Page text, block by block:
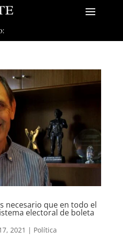
necesario que en todo el
electoral de boleta
2021 | Política